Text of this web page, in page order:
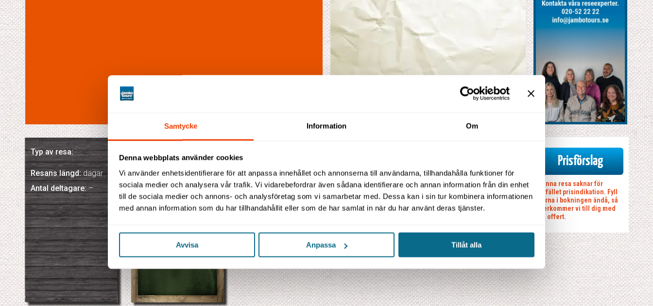
Samtycke Information Om
Denna webbplats använder cookies
Vi använder enhetsidentifierare för att anpassa innehållet och annonserna till användarna, tillhandahålla funktioner för
sociala medier och analysera vår trafik. Vi vidarebefordrar även sådana identifierare och annan information från din enhet
till de sociala medier och annons- och analysföretag som vi samarbetar med. Dessa kan i sin tur kombinera informationen
med annan information som du har tillhandahållit eller som de har samlat in när du har använt deras tjänster.
Avvisa Anpassa Tillåt alla
Typ av resa:
Resans längd: dagar
Antal deltagare: –
Resans
höjdpunkter
Prisförslag
Denna resa saknar för
tillfället prisindikation. Fyll
gärna i bokningen ändå, så
återkommer vi till dig med
en offert.